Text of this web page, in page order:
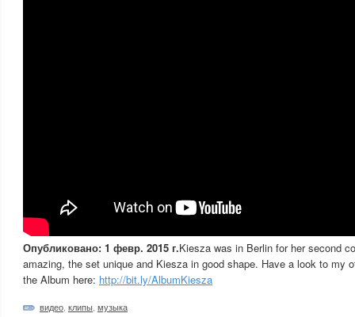
Опубликовано: 1 февр. 2015 г.Kiesza was in Berlin for her second
amazing, the set unique and Kiesza in good shape. Have a look to my
the Album here: http://bit.ly/AlbumKiesza
видео клипы музыка